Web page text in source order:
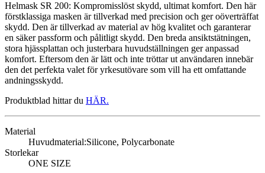
Helmask SR 200: Kompromisslöst skydd, ultimat komfort. Den här
förstklassiga masken är tillverkad med precision och ger oöverträffat
skydd. Den är tillverkad av material av hög kvalitet och garanterar
en säker passform och pålitligt skydd. Den breda ansiktstätningen,
stora hjässplattan och justerbara huvudställningen ger anpassad
komfort. Eftersom den är lätt och inte tröttar ut användaren innebär
den det perfekta valet för yrkesutövare som vill ha ett omfattande
andningsskydd.
Produktblad hittar du HÄR.
Material
Huvudmaterial:Silicone, Polycarbonate
Storlekar
ONE SIZE